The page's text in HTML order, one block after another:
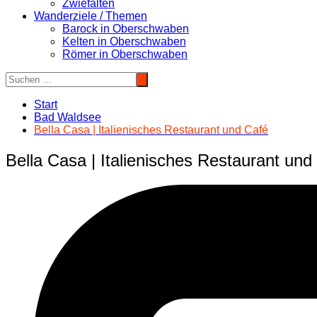
Zwiefalten
Wanderziele / Themen
Barock in Oberschwaben
Kelten in Oberschwaben
Römer in Oberschwaben
Start
Bad Waldsee
Bella Casa | Italienisches Restaurant und Café
Bella Casa | Italienisches Restaurant und